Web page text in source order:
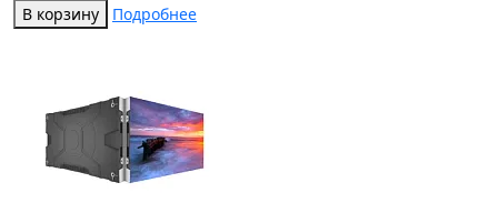
В корзину Подробнее